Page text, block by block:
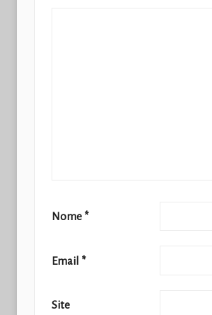
Nome *
Email *
Site